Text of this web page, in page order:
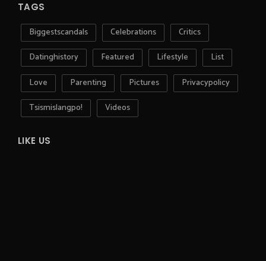
TAGS
Biggestscandals Celebrations
Critics
Datinghistory
Featured Lifestyle
List
Love
Parenting Pictures
Privacypolicy
Tsismislangpo!
Videos
LIKE US